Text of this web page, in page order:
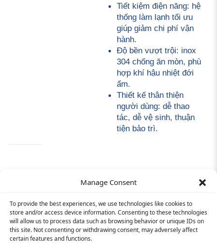
Manage Consent
To provide the best experiences, we use technologies like cookies to
store and/or access device information. Consenting to these technologies
will allow us to process data such as browsing behavior or unique IDs on
this site. Not consenting or withdrawing consent, may adversely affect
certain features and functions.
Tiết kiệm điện năng: hệ
thống làm lạnh tối ưu
giúp giảm chi phí vận
hành.
Độ bền vượt trội: inox
304 chống ăn mòn, phù
hợp khí hậu nhiệt đới
ẩm.
Thiết kế thân thiện
người dùng: dễ thao
tác, dễ vệ sinh, thuận
tiện bảo trì.
Hỗ trợ khách hàng:
090 1199 076
E-mail:
info@tim-corp.com.vn
Giấy phép kinh doanh số:
0315719359
INFORMATION
Cơ hội việc làm
Chính sách bảo mật